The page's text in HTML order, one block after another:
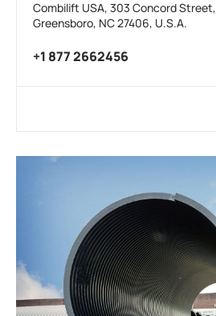
Combilift USA, 303 Concord Street,
Greensboro, NC 27406, U.S.A.
+1 877 2662456